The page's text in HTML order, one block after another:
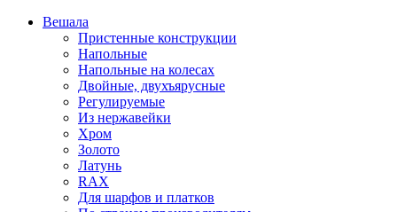
Вешала
Пристенные конструкции
Напольные
Напольные на колесах
Двойные, двухъярусные
Регулируемые
Из нержавейки
Хром
Золото
Латунь
RAX
Для шарфов и платков